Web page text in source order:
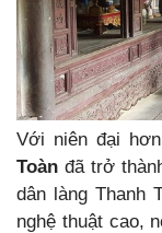
Với niên đại
Toàn đã trở
dân làng Thanh
nghệ thuật cao,